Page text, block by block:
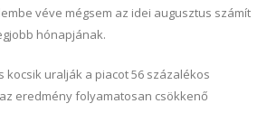
véve mégsem az idei augusztus számít
hónapjának.
kocsik uralják a piacot 56 százalékos
eredmény folyamatosan csökkenő